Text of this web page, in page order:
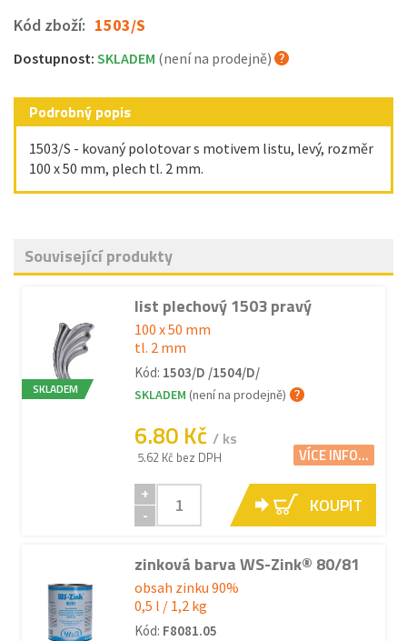
Kód zboží: 1503/S
Dostupnost: SKLADEM (není na prodejně)
Podrobný popis
1503/S - kovaný polotovar s motivem listu, levý, rozměr
100 x 50 mm, plech tl. 2 mm.
Související produkty
SKLADEM
list plechový 1503 pravý
100 x 50 mm
tl. 2 mm
Kód: 1503/D /1504/D/
SKLADEM (není na prodejně)
6.80 Kč / ks
5.62 Kč bez DPH VÍCE INFO...
+
-
KOUPIT
zinková barva WS-Zink® 80/81
obsah zinku 90%
0,5 l / 1,2 kg
Kód: F8081.05